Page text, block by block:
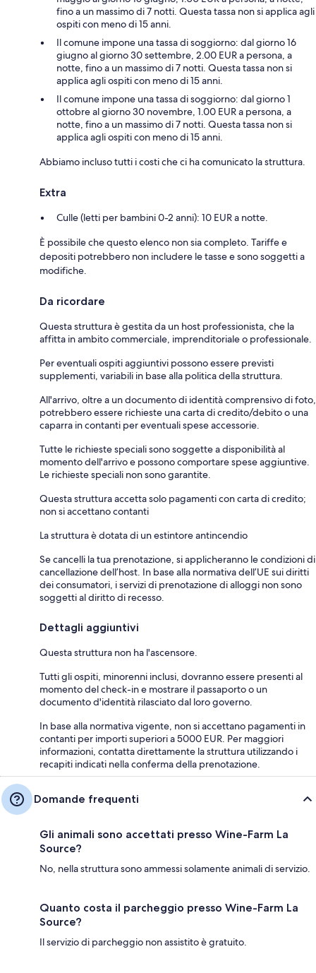
fino a un massimo di 7 notti. Questa tassa non si applica agli
ospiti con meno di 15 anni.
Il comune impone una tassa di soggiorno: dal giorno 16
giugno al giorno 30 settembre, 2.00 EUR a persona, a
notte, fino a un massimo di 7 notti. Questa tassa non si
applica agli ospiti con meno di 15 anni.
Il comune impone una tassa di soggiorno: dal giorno 1
ottobre al giorno 30 novembre, 1.00 EUR a persona, a
notte, fino a un massimo di 7 notti. Questa tassa non si
applica agli ospiti con meno di 15 anni.
Abbiamo incluso tutti i costi che ci ha comunicato la struttura.
Extra
Culle (letti per bambini 0-2 anni): 10 EUR a notte.
È possibile che questo elenco non sia completo. Tariffe e
depositi potrebbero non includere le tasse e sono soggetti a
modifiche.
Da ricordare
Questa struttura è gestita da un host professionista, che la
affitta in ambito commerciale, imprenditoriale o professionale.
Per eventuali ospiti aggiuntivi possono essere previsti
supplementi, variabili in base alla politica della struttura.
All'arrivo, oltre a un documento di identità comprensivo di foto,
potrebbero essere richieste una carta di credito/debito o una
caparra in contanti per eventuali spese accessorie.
Tutte le richieste speciali sono soggette a disponibilità al
momento dell'arrivo e possono comportare spese aggiuntive.
Le richieste speciali non sono garantite.
Questa struttura accetta solo pagamenti con carta di credito;
non si accettano contanti
La struttura è dotata di un estintore antincendio
Se cancelli la tua prenotazione, si applicheranno le condizioni di
cancellazione dell’host. In base alla normativa dell’UE sui diritti
dei consumatori, i servizi di prenotazione di alloggi non sono
soggetti al diritto di recesso.
Dettagli aggiuntivi
Questa struttura non ha l'ascensore.
Tutti gli ospiti, minorenni inclusi, dovranno essere presenti al
momento del check-in e mostrare il passaporto o un
documento d'identità rilasciato dal loro governo.
In base alla normativa vigente, non si accettano pagamenti in
contanti per importi superiori a 5000 EUR. Per maggiori
informazioni, contatta direttamente la struttura utilizzando i
recapiti indicati nella conferma della prenotazione.
Domande frequenti
Gli animali sono accettati presso Wine-Farm La
Source?
No, nella struttura sono ammessi solamente animali di servizio.
Quanto costa il parcheggio presso Wine-Farm La
Source?
Il servizio di parcheggio non assistito è gratuito.